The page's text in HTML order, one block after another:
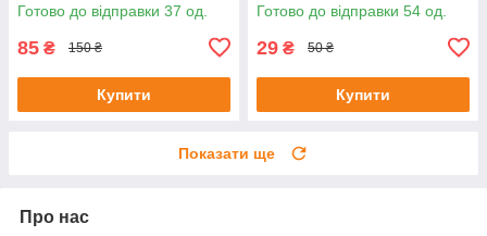
Готово до відправки 37 од.
85 ₴ 150 ₴
Купити
Готово до відправки 54 од.
29 ₴ 50 ₴
Купити
Показати ще
Про нас